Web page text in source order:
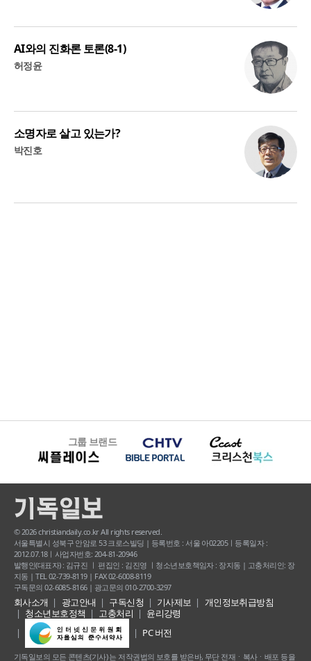
AI와의 진화론 토론(8-1)
허정윤
소명자로 살고 있는가?
박진호
그룹 브랜드
© 2026 christiandaily.co.kr All rights reserved.
서울특별시 성북구 안암로 53 크로스빌딩 | 등록번호 : 서울 아02205ㅣ등록일자 :
2012.07.18ㅣ사업자번호: 204-81-20946
발행인(대표자) : 김규진 ㅣ 편집인 : 김진영 ㅣ청소년보호책임자 : 장지동 | 고충처리인: 장
지동 | TEL 02-739-8119 | FAX 02-6008-8119
구독문의 02-6085-8166 | 광고문의 010-2700-3297
회사소개 광고안내 구독신청 기사제보
개인정보취급방침
청소년보호정책
고충처리
윤리강령
PC 버전
기독일보의 모든 콘텐츠(기사) 는 저작권법의 보호를 받은바, 무단 전재ㆍ복사ㆍ배포 등을